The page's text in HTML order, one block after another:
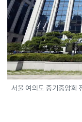
서울 여의도 중기중앙